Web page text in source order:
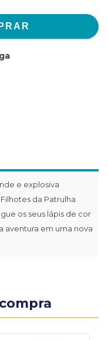
e explosiva
da Patrulha
os seus lápis de cor
aventura em uma nova